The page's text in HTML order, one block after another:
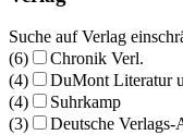
Suche auf Verlag
(6)
Chronik Verl.
(4)
DuMont Literatur
(4)
Suhrkamp
(3)
Deutsche Verlags-